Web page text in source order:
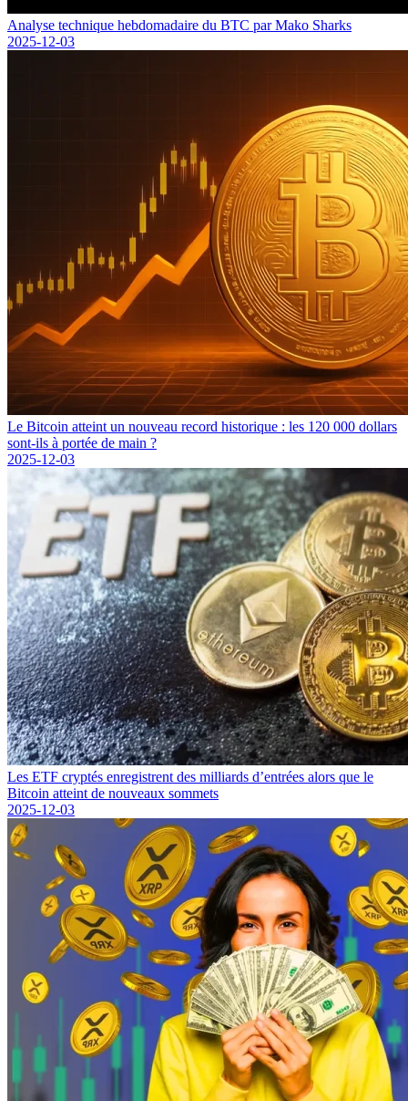
Analyse technique hebdomadaire du BTC par Mako Sharks
2025-12-03
Le Bitcoin atteint un nouveau record historique : les 120 000 dollars
sont-ils à portée de main ?
2025-12-03
Les ETF cryptés enregistrent des milliards d’entrées alors que le
Bitcoin atteint de nouveaux sommets
2025-12-03